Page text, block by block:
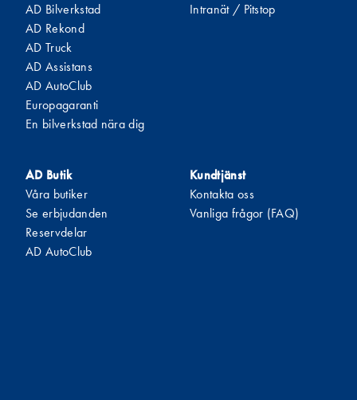
AD Bilverkstad
AD Rekond
AD Truck
AD Assistans
AD AutoClub
Europagaranti
En bilverkstad nära dig
AD Butik
Våra butiker
Se erbjudanden
Reservdelar
AD AutoClub
Intranät / Pitstop
Kundtjänst
Kontakta oss
Vanliga frågor (FAQ)